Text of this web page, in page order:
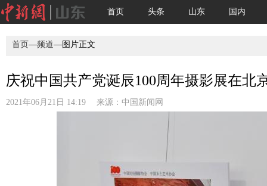
首页 头条 山东 国内
首页—频道—图片正文
庆祝中国共产党诞辰100周年摄影展在北
2021年06月21日 14:19 来源： 中国新闻网